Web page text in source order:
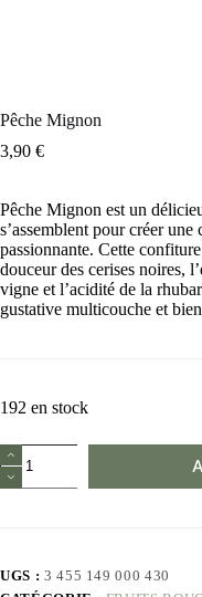
Pêche Mignon
3,90 €
Pêche Mignon est un
s’assemblent pour créer
passionnante. Cette
douceur des cerises noires,
vigne et l’acidité de la
gustative multicouche et
192 en stock
UGS : 3 455 149 000 430